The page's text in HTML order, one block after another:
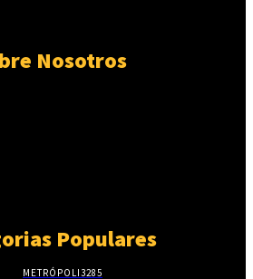
Nosotros
Populares
METRÓPOLI3285